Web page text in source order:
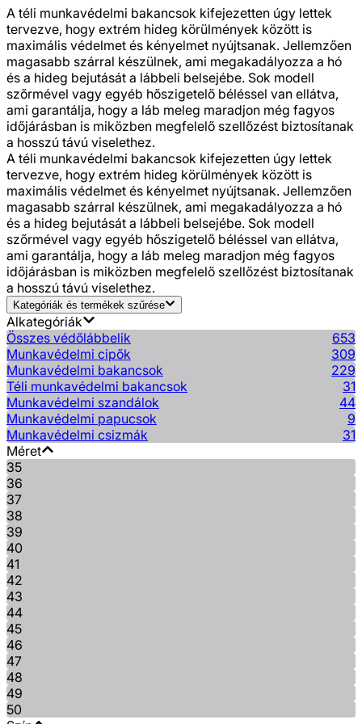
A téli munkavédelmi bakancsok kifejezetten úgy lettek
tervezve, hogy extrém hideg körülmények között is
maximális védelmet és kényelmet nyújtsanak. Jellemzően
magasabb szárral készülnek, ami megakadályozza a hó
és a hideg bejutását a lábbeli belsejébe. Sok modell
szőrmével vagy egyéb hőszigetelő béléssel van ellátva,
ami garantálja, hogy a láb meleg maradjon még fagyos
időjárásban is miközben megfelelő szellőzést biztosítanak
a hosszú távú viselethez.
A téli munkavédelmi bakancsok kifejezetten úgy lettek
tervezve, hogy extrém hideg körülmények között is
maximális védelmet és kényelmet nyújtsanak. Jellemzően
magasabb szárral készülnek, ami megakadályozza a hó
és a hideg bejutását a lábbeli belsejébe. Sok modell
szőrmével vagy egyéb hőszigetelő béléssel van ellátva,
ami garantálja, hogy a láb meleg maradjon még fagyos
időjárásban is miközben megfelelő szellőzést biztosítanak
a hosszú távú viselethez.
Kategóriák és termékek szűrése
Alkategóriák
Összes védőlábbelik
653
Munkavédelmi cipők
309
Munkavédelmi bakancsok
229
Téli munkavédelmi bakancsok
31
Munkavédelmi szandálok
44
Munkavédelmi papucsok
9
Munkavédelmi csizmák
31
Méret
35
36
37
38
39
40
41
42
43
44
45
46
47
48
49
50